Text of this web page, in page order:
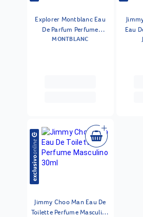
Explorer Montblanc Eau
De Parfum Perfume
Masculino 30 Ml
MONTBLANC
Eau
Jimmy Choo Man Eau De
Toilette Perfume Masculino